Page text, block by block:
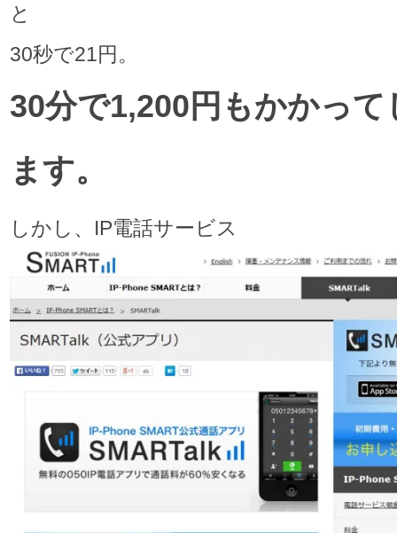
と
30秒で21円。
30分で1,200円もかかって
ます。
しかし、IP電話サービス